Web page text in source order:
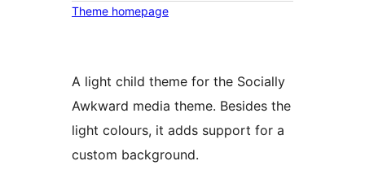
Theme homepage
A light child theme for the Socially
Awkward media theme. Besides the
light colours, it adds support for a
custom background.